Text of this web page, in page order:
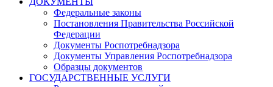
Федеральные законы
Постановления Правительства Российской
Федерации
Документы Роспотребнадзора
Документы Управления Роспотребнадзора
Образцы документов
ГОСУДАРСТВЕННЫЕ УСЛУГИ